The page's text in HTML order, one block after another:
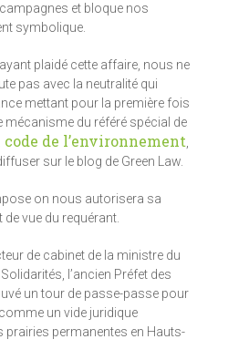
et bloque nos
symbolique.
plaidé cette affaire, nous ne
pas avec la neutralité qui
mettant pour la première fois
du référé spécial de
code de l’environnement
sur le blog de Green Law.
on nous autorisera sa
vue du requérant.
de cabinet de la ministre du
l’ancien Préfet des
un tour de passe-passe pour
un vide juridique
prairies permanentes en Hauts-